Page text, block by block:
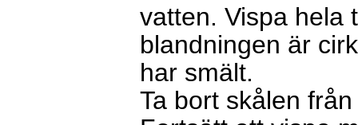
vatten. Vispa hela
blandningen är
har smält.
Ta bort skålen